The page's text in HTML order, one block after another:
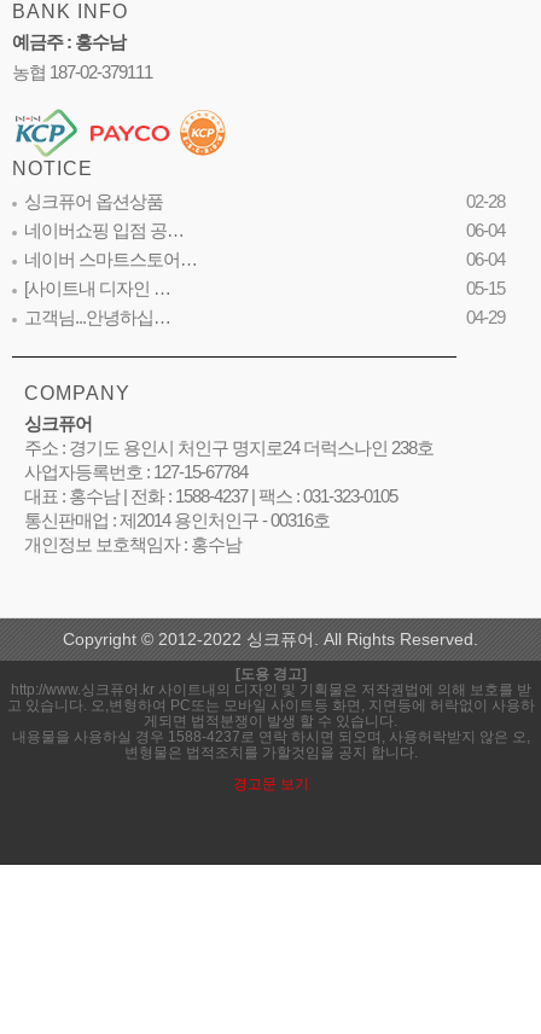
BANK INFO
예금주 : 홍수남
농협 187-02-379111
NOTICE
싱크퓨어 옵션상품
02-28
네이버쇼핑 입점 공…
06-04
네이버 스마트스토어…
06-04
[사이트내 디자인 …
05-15
고객님...안녕하십…
04-29
COMPANY
싱크퓨어
주소 : 경기도 용인시 처인구 명지로24 더럭스나인 238호
사업자등록번호 : 127-15-67784
대표 : 홍수남 | 전화 : 1588-4237 | 팩스 : 031-323-0105
통신판매업 : 제2014 용인처인구 - 00316호
개인정보 보호책임자 : 홍수남
Copyright © 2012-2022 싱크퓨어. All Rights Reserved.
[도용 경고]
http://www.싱크퓨어.kr 사이트내의 디자인 및 기획물은 저작권법에 의해 보호를 받
고 있습니다. 오,변형하여 PC또는 모바일 사이트등 화면, 지면등에 허락없이 사용하
게되면 법적분쟁이 발생 할 수 있습니다.
내용물을 사용하실 경우 1588-4237로 연락 하시면 되오며, 사용허락받지 않은 오,
변형물은 법적조치를 가할것임을 공지 합니다.
경고문 보기